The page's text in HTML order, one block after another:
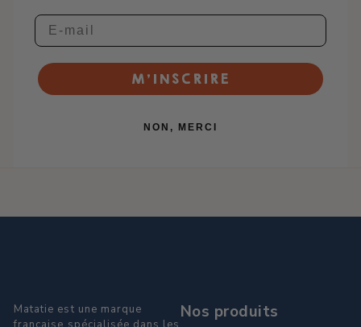
M’INSCRIRE
NON, MERCI
Matatie est une marque
Nos produits